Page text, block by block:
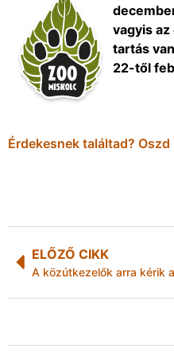
vagyis
tartás
22-től
Érdekesnek találtad?
ELŐZŐ CIKK